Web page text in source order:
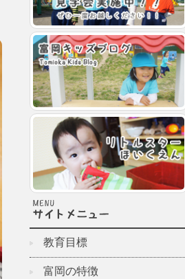
教育目標
富岡の特徴